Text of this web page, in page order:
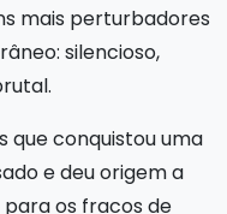
mais perturbadores
silencioso,
que conquistou uma
e deu origem a
para os fracos de